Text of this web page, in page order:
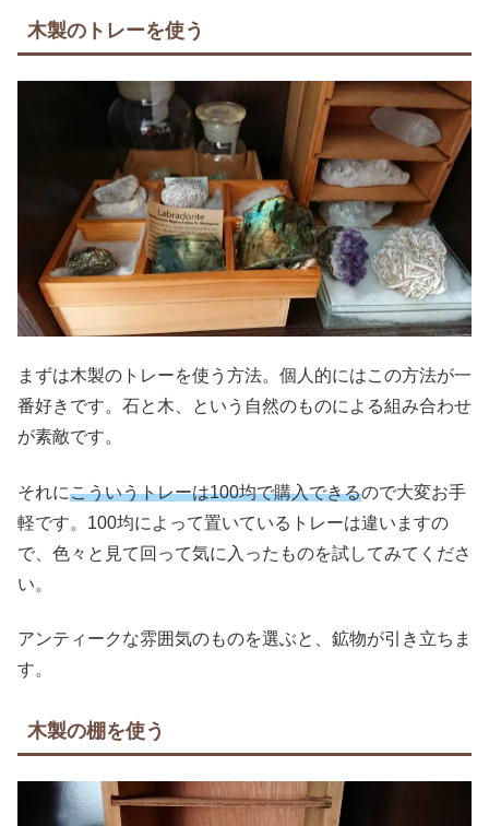
木製のトレーを使う
まずは木製のトレーを使う方法。個人的にはこの方法が一
番好きです。石と木、という自然のものによる組み合わせ
が素敵です。
それにこういうトレーは100均で購入できるので大変お手
軽です。100均によって置いているトレーは違いますの
で、色々と見て回って気に入ったものを試してみてくださ
い。
アンティークな雰囲気のものを選ぶと、鉱物が引き立ちま
す。
木製の棚を使う